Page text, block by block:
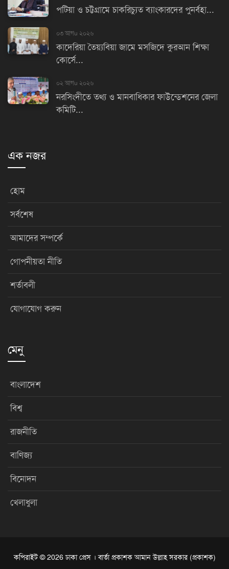
পটিয়া ও চট্টগ্রামে চাকরিচ্যুত ব্যাংকারদের পুনর্বহা...
০৩ আগu ২০২৬
কাদেরিয়া তৈয়্যবিয়া জামে মসজিদে কুরআন শিক্ষা
কোর্সে...
০২ আগu ২০২৬
নরসিংদীতে তথ্য ও মানবাধিকার ফাউন্ডেশনের জেলা
কমিটি...
এক নজর
হোম
সর্বশেষ
আমাদের সম্পর্কে
গোপনীয়তা নীতি
শর্তাবলী
যোগাযোগ করুন
মেনু
বাংলাদেশ
বিশ্ব
রাজনীতি
বাণিজ্য
বিনোদন
খেলাধুলা
কপিরাইট © 2026 ঢাকা প্রেস । বার্তা প্রকাশক আমান উল্লাহ সরকার (প্রকাশক)